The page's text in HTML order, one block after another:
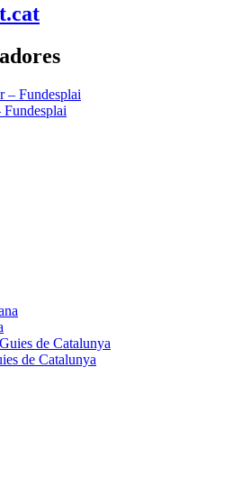
Fundesplai
de Catalunya